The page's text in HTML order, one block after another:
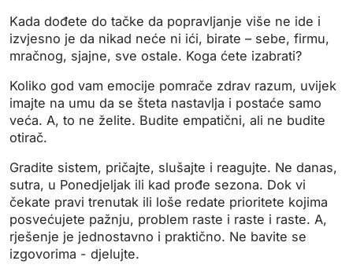
Kada dođete do tačke da popravljanje više ne ide i
izvjesno je da nikad neće ni ići, birate – sebe, firmu,
mračnog, sjajne, sve ostale. Koga ćete izabrati?
Koliko god vam emocije pomrače zdrav razum, uvijek
imajte na umu da se šteta nastavlja i postaće samo
veća. A, to ne želite. Budite empatični, ali ne budite
otirač.
Gradite sistem, pričajte, slušajte i reagujte. Ne danas,
sutra, u Ponedjeljak ili kad prođe sezona. Dok vi
čekate pravi trenutak ili loše redate prioritete kojima
posvećujete pažnju, problem raste i raste i raste. A,
rješenje je jednostavno i praktično. Ne bavite se
izgovorima - djelujte.